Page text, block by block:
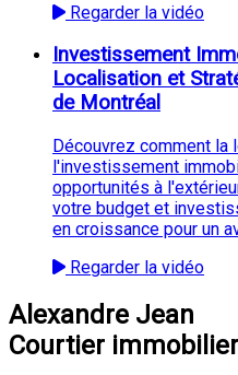
Regarder la vidéo
Investissement
Localisation et
de Montréal
Découvrez comment la
l'investissement
opportunités à
votre budget et
en croissance pour un
Regarder la vidéo
Alexandre Jean
Courtier